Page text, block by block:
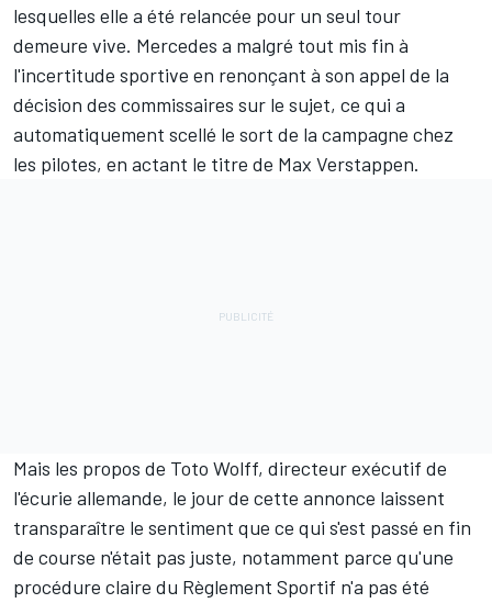
lesquelles elle a été relancée pour un seul tour
demeure vive. Mercedes a malgré tout mis fin à
l'incertitude sportive en renonçant à son appel de la
décision des commissaires sur le sujet, ce qui a
automatiquement scellé le sort de la campagne chez
les pilotes, en actant le titre de Max Verstappen.
Mais les propos de Toto Wolff, directeur exécutif de
l'écurie allemande, le jour de cette annonce laissent
transparaître le sentiment que ce qui s'est passé en fin
de course n'était pas juste, notamment parce qu'une
procédure claire du Règlement Sportif n'a pas été